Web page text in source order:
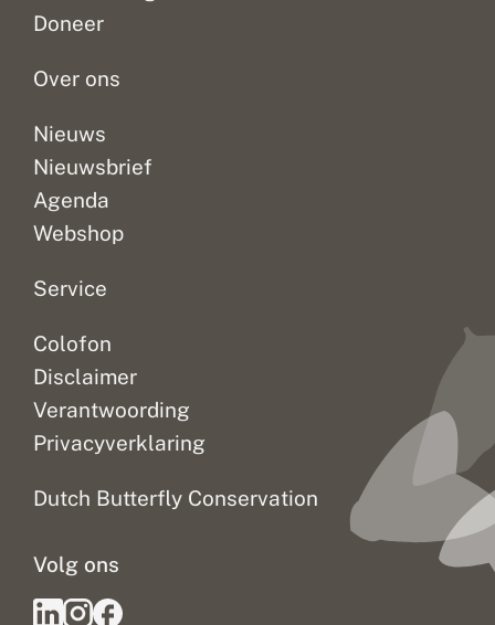
Doneer
Over ons
Nieuws
Nieuwsbrief
Agenda
Webshop
Service
Colofon
Disclaimer
Verantwoording
Privacyverklaring
Dutch Butterfly Conservation
Volg ons